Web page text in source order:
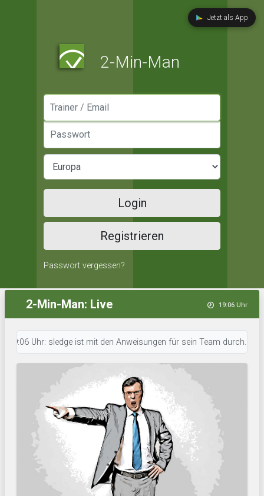
Jetzt als App
2-Min-Man
Login
Registrieren
Passwort vergessen?
2-Min-Man: Live 19:06 Uhr
Uhr: sledge ist mit den Anweisungen für sein Team durch. • 19:06